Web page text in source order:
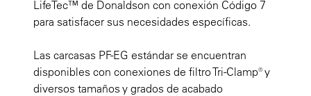
LifeTec™ de Donaldson con conexión Código 7
para satisfacer sus necesidades específicas.
Las carcasas PF-EG estándar se encuentran
disponibles con conexiones de filtro Tri-Clamp® y
diversos tamaños y grados de acabado